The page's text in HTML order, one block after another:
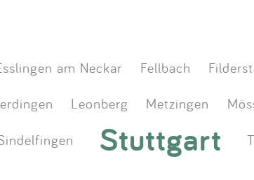
am Neckar Fellbach
Leonberg Metzingen
Stuttgart